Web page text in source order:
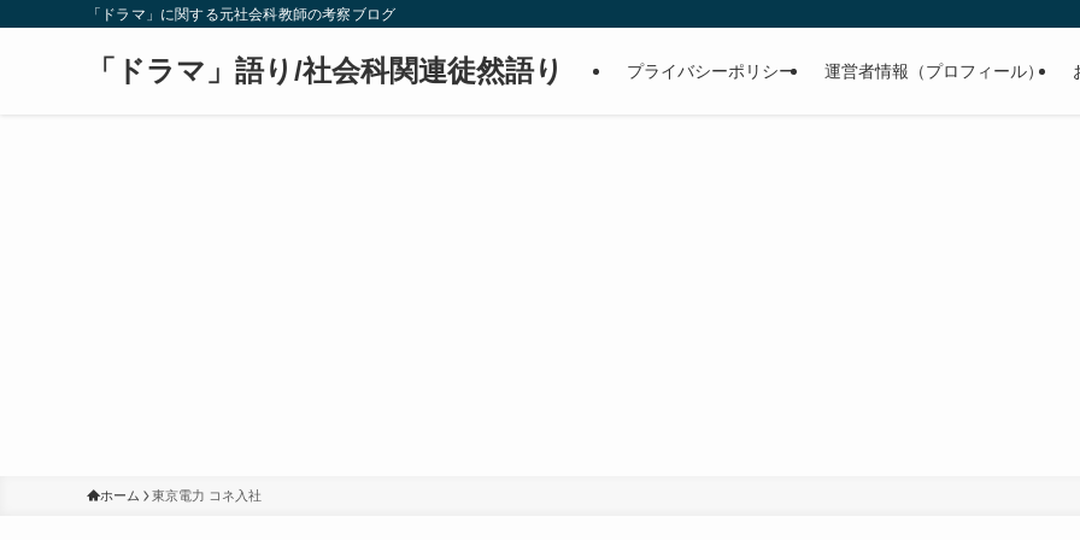
「ドラマ」に関する元社会科教師の考察ブログ
「ドラマ」語り/社会科関連徒然語り プライバシーポリシー 運営者情報（プロフィール）
ホーム 東京電力 コネ入社